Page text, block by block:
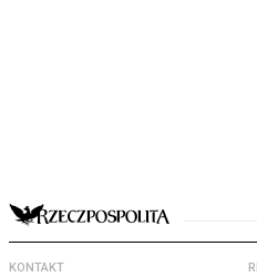
KONTAKT